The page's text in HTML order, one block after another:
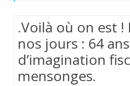
.Voilà où on est !
nos jours : 64 ans
d’imagination
mensonges.